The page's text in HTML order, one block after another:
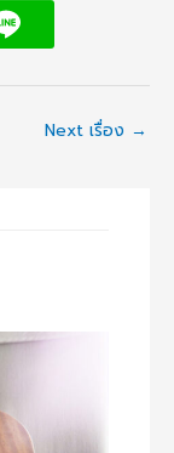
Next เรื่อง →